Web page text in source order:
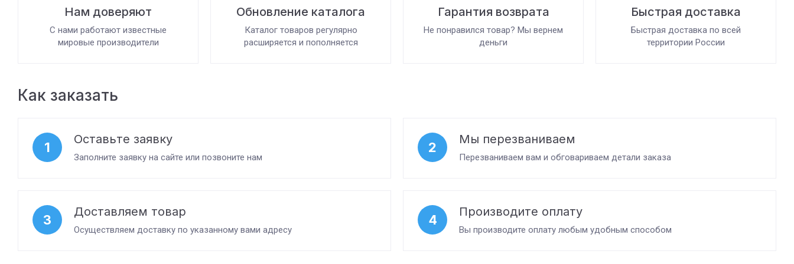
Нам доверяют
С нами работают известные
мировые производители
Обновление каталога
Каталог товаров регулярно
расширяется и пополняется
Гарантия возврата
Не понравился товар? Мы вернем
деньги
Быстрая доставка
Быстрая доставка по всей
территории России
Как заказать
1
Оставьте заявку
Заполните заявку на сайте или позвоните нам
2
Мы перезваниваем
Перезваниваем вам и обговариваем детали заказа
3
Доставляем товар
Осуществляем доставку по указанному вами адресу
4
Производите оплату
Вы производите оплату любым удобным способом